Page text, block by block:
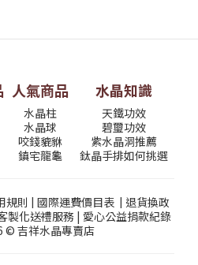
人氣商品
水晶柱
水晶球
咬錢貔貅
鎮宅龍龜
水晶知識
天鐵功效
碧璽功效
紫水晶洞推薦
鈦晶手排如何挑選
規則 | 國際運費價目表| 退貨換政
製化送禮服務 | 愛心公益捐款紀錄
© 吉祥水晶專賣店